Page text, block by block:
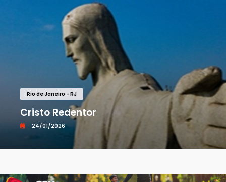
Rio de Janeiro - RJ
Cristo Redentor
24/01/2026